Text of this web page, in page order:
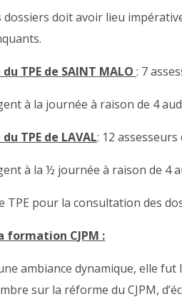
doit avoir lieu
TPE de SAINT MALO: 7
à la journée à raison de 4
TPE de LAVAL: 12
à la ½ journée à raison de 4
TPE pour la consultation des
formation CJPM :
ambiance dynamique, elle fut
sur la réforme du CJPM,